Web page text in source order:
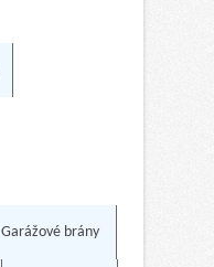
Garážové brány